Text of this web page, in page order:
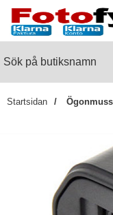
Startsidan